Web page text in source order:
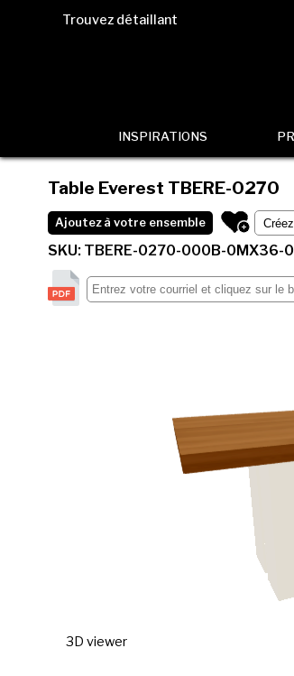
Trouvez détaillant
INSPIRATIONS
Table Everest TBERE-0270
Ajoutez à votre ensemble
SKU: TBERE-0270-000B-
3D viewer